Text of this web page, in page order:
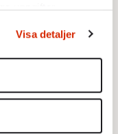
uppgifter
när som
anpassa innehållet
Vi
Visa detaljer